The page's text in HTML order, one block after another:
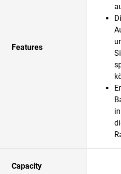
Features
Capacity